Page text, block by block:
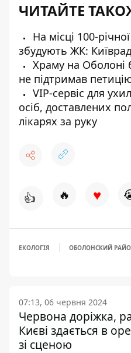
ЧИТАЙТЕ
На місці 100-
збудують ЖК:
Храму на Оболоні
не підтримав
VIP-сервіс для
осіб, доставлених
лікарях за руку
👍 🔥 ♥
ЕКОЛОГІЯ ОБОЛОНСКИЙ
07:13, 06 червня 2024
Червона доріжка,
Києві здається в
зі сценою